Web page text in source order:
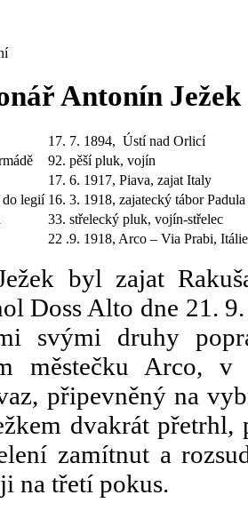
Antonín Ježek
17. 7. 1894, Ústí nad Orlicí
92. pěší pluk, vojín
17. 6. 1917, Piava, zajat Italy
do legií 16. 3. 1918, zajatecký tábor Padula
33. střelecký pluk, vojín-střelec
22 .9. 1918, Arco – Via Prabi, Itálie
byl zajat
Doss Alto dne 21.
svými druhy
městečku Arco,
připevněný na
dvakrát přetrhl,
zamítnut a
na třetí pokus.